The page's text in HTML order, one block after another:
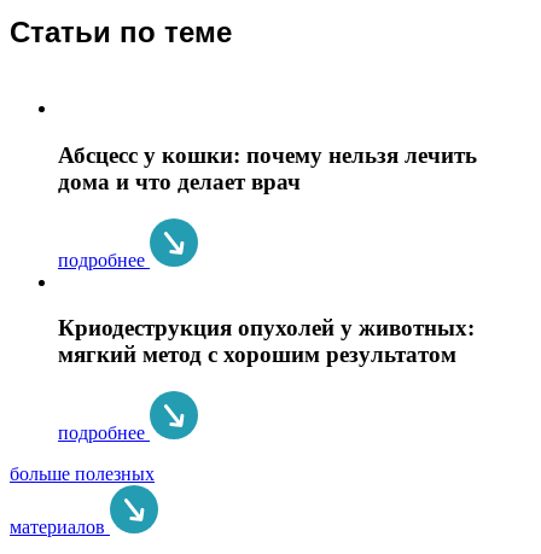
Статьи по теме
Абсцесс у кошки: почему нельзя лечить
дома и что делает врач
подробнее
Криодеструкция опухолей у животных:
мягкий метод с хорошим результатом
подробнее
больше полезных
материалов